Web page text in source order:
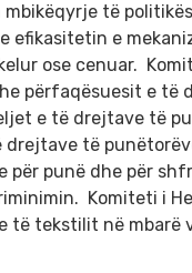
të
efikasitetin e
ose cenuar.
përfaqësuesit e të
e të drejtave të
të
punë dhe për
Komiteti i
të tekstilit në mbarë